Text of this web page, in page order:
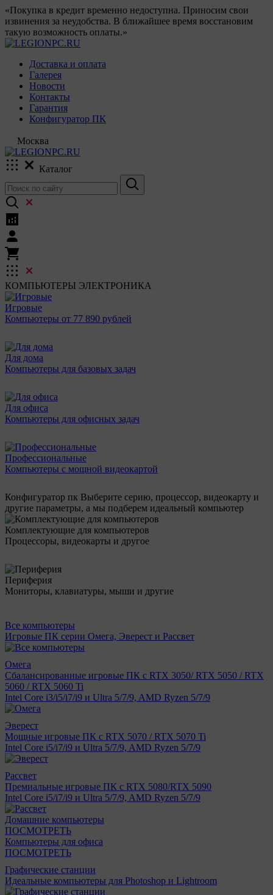
«Покупка в кредит временно недоступна. Приносим свои
извинения за неудобства. В ближайшее время восстановим
такую возможность оплаты.»
Доставка и оплата
Галерея
Новости
Контакты
Гарантия
Конфигуратор ПК
Москва
Каталог
КОМПЬЮТЕРЫ ЭЛЕКТРОНИКА
Игровые
Компьютеры от 77 890 рублей
Для дома
Компьютеры для базовых задач
Для офиса
Компьютеры для офисных задач
Профессиональные
Компьютеры с мощной видеокартой
Конфигуратор пк Выберите серию, процессор, видеокарту и
другие параметры, а мы подберем идеальный компьютер
Комплектующие для компьютеров
Процессоры, видеокарты и другое
Периферия
Мониторы, клавиатуры, мыши и другие
Все компьютеры
Игровые ПК серии Омега, Эверест и Рассвет
Омега
Сбалансированные игровые ПК с RTX 3050/ RTX 5050 / RTX
5060 / RTX 5060 Ti
Intel Core i3/i5/i7/i9 и Ultra 5/7/9, AMD Ryzen 5/7/9
Эверест
Мощные игровые ПК с RTX 5070 / RTX 5070 Ti
Intel Core i5/i7/i9 и Ultra 5/7/9, AMD Ryzen 5/7/9
Рассвет
Премиальные игровые ПК с RTX 5080/RTX 5090
Intel Core i5/i7/i9 и Ultra 5/7/9, AMD Ryzen 5/7/9
Домашние компьютеры
ПОСМОТРЕТЬ
Компьютеры для офиса
ПОСМОТРЕТЬ
Графические станции
Идеальные компьютеры для Photoshop и Lightroom